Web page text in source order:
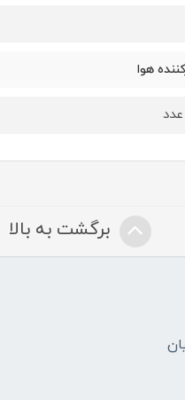
هوا
برگشت به بالا